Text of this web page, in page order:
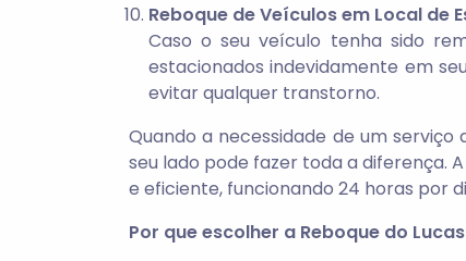
Reboque de Veículos em Local de
Caso o seu veículo tenha sido
estacionados indevidamente em
evitar qualquer transtorno.
Quando a necessidade de um
seu lado pode fazer toda a diferença. A
e eficiente, funcionando 24 horas por
Por que escolher a Reboque do